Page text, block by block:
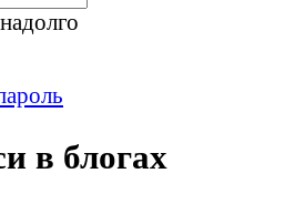
в блогах